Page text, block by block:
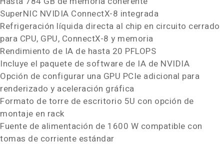
SuperNIC NVIDIA ConnectX-8 integrada
Refrigeración líquida directa al chip en circuito cerrado
para CPU, GPU, ConnectX-8 y memoria
Rendimiento de IA de hasta 20 PFLOPS
Incluye el paquete de software de IA de NVIDIA
Opción de configurar una GPU PCIe adicional para
renderizado y aceleración gráfica
Formato de torre de escritorio 5U con opción de
montaje en rack
Fuente de alimentación de 1600 W compatible con
tomas de corriente estándar